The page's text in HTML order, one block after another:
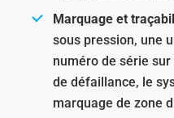
Marquage et
sous pression, une
numéro de série
de défaillance, le
marquage de zone